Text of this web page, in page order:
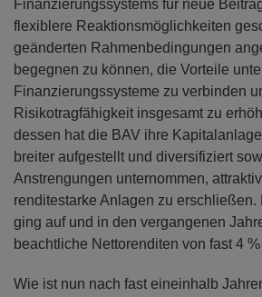
Finanzierungssystems für neue
flexiblere Reaktionsmöglichkeiten
geänderten Rahmenbedingungen
begegnen zu können, die Vorteile
Finanzierungssysteme zu verbinden
Risikotragfähigkeit insgesamt zu
dessen hat die BAV ihre
breiter aufgestellt und diversifiziert
Anstrengungen unternommen,
renditestarke Anlagen zu erschließen.
ging auf und in den vergangenen
beachtliche Nettorenditen von fast 4
Wie ist nun nach fast eineinhalb